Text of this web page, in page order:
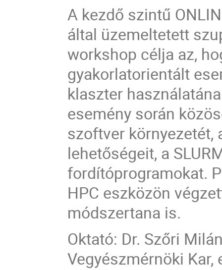
A kezdő szintű
által üzemeltetett
workshop célja az,
gyakorlatorientált
klaszter
esemény során
szoftver környezetét,
lehetőségeit, a
fordítóprogramokat.
HPC eszközön
módszertana is.
Oktató: Dr. Szőri
Vegyészmérnöki Kar,